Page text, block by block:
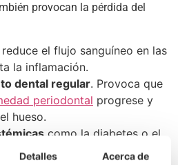
provocan la pérdida del
reduce el flujo sanguíneo en las
la inflamación.
dental regular. Provoca que
periodontal progrese y
hueso.
como la diabetes o el
Detalles Acerca de